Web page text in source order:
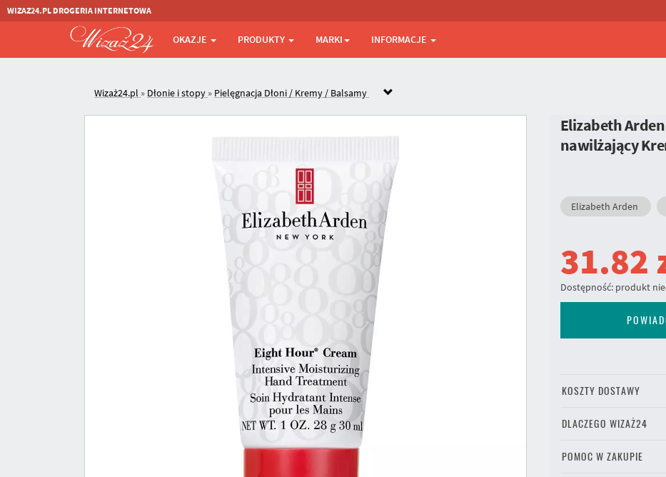
WIZAZ24.PL DROGERIA INTERNETOWA
OKAZJE PRODUKTY MARKI INFORMACJE
Wizaż24.pl » Dłonie i stopy » Pielęgnacja Dłoni / Kremy / Balsamy
Elizabeth
nawilżający
Elizabeth Arden
31.82
Dostępność: produkt
KOSZTY DOSTAWY
DLACZEGO WIZAŻ24
POMOC W ZAKUPIE